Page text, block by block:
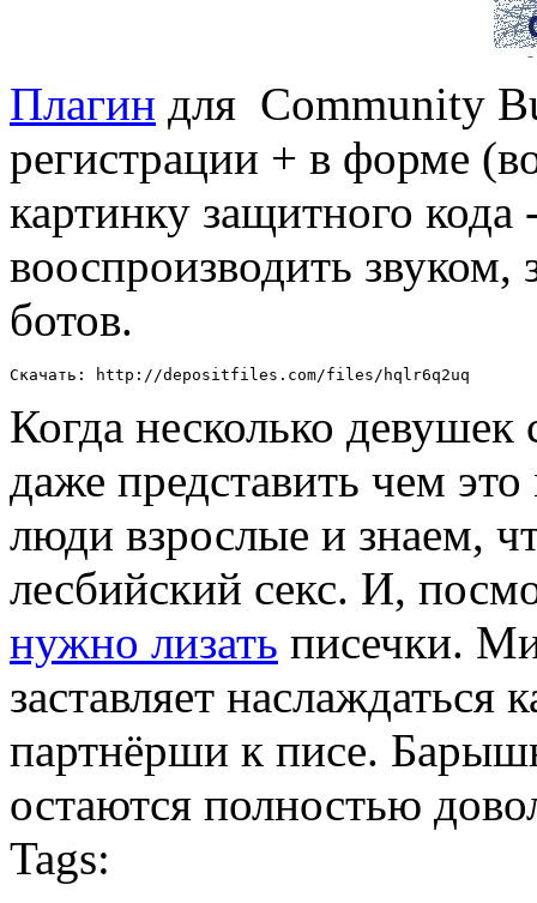
Плагин для Community
регистрации + в форме
картинку защитного
вооспроизводить
ботов.
Скачать: http://depositfiles.com/files/hqlr6q2uq
Когда несколько девушек
даже представить чем
люди взрослые и знаем,
лесбийский секс. И,
нужно лизать писечки.
заставляет
партнёрши к писе.
остаются полностью
Tags: